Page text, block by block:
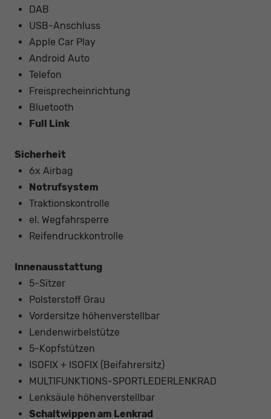
DAB
USB-Anschluss
Apple Car Play
Android Auto
Telefon
Freisprecheinrichtung
Bluetooth
Full Link
Sicherheit
6x Airbag
Notrufsystem
Traktionskontrolle
el. Wegfahrsperre
Reifendruckkontrolle
Innenausstattung
5-Sitzer
Polsterstoff Grau
Vordersitze höhenverstellbar
Lendenwirbelstütze
5-Kopfstützen
ISOFIX + ISOFIX (Beifahrersitz)
MULTIFUNKTIONS-SPORTLEDERLENKRAD
Lenksäule höhenverstellbar
Schaltwippen am Lenkrad